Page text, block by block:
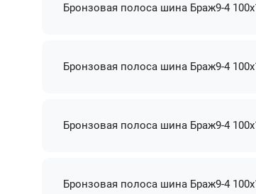
Бронзовая полоса шина Браж9-4
Бронзовая полоса шина Браж9-4
Бронзовая полоса шина Браж9-4
Бронзовая полоса шина Браж9-4